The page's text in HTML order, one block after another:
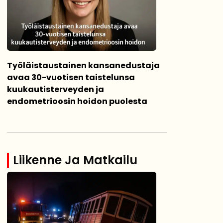
Työläistaustainen kansanedustaja
avaa 30-vuotisen taistelunsa
kuukautisterveyden ja
endometrioosin hoidon puolesta
Liikenne Ja Matkailu